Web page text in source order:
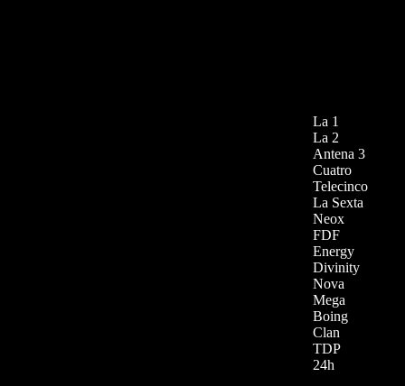
La 1
La 2
Antena 3
Cuatro
Telecinco
La Sexta
Neox
FDF
Energy
Divinity
Nova
Mega
Boing
Clan
TDP
24h